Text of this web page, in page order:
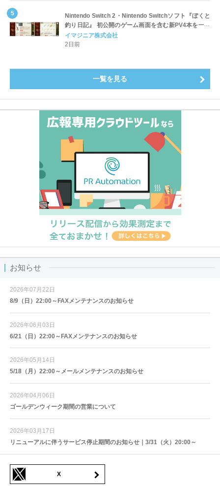
Nintendo Switch 2・Nintendo Switchソフト『ぼくと
釣り日記』 初公開のゲーム画面を含む新PV4本を一挙
公開！
イマジニア株式会社
2日前
一覧を見る
お知らせ
2026年07月22日
8/9（日）22:00～FAXメンテナンスのお知らせ
2026年06月03日
6/21（日）22:00～FAXメンテナンスのお知らせ
2026年05月14日
5/18（月）22:00～メールメンテナンスのお知らせ
2026年04月06日
ゴールデンウィーク期間の営業について
2026年03月17日
リニューアルに伴うサービス停止期間のお知らせ｜3/31（火）20:00～
X